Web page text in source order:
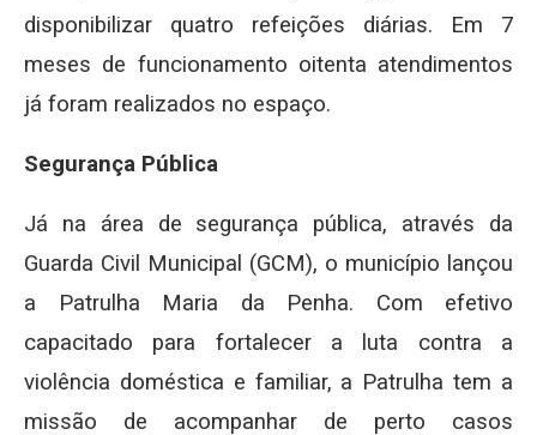
disponibilizar quatro refeições diárias. Em 7
meses de funcionamento oitenta atendimentos
já foram realizados no espaço.
Segurança Pública
Já na área de segurança pública, através da
Guarda Civil Municipal (GCM), o município lançou
a Patrulha Maria da Penha. Com efetivo
capacitado para fortalecer a luta contra a
violência doméstica e familiar, a Patrulha tem a
missão de acompanhar de perto casos